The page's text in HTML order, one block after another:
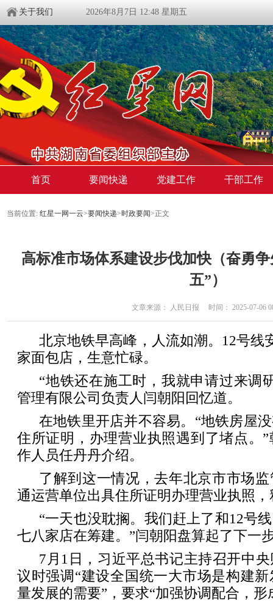
关于我们 2026年8月7日 12:48 星期五
首页 要闻快递 党建工作 干部工作
当前位置: 红星一网一云>要闻快递>时政要闻>正文
高标准市场体系建设步伐加快（奋勇
五”）
文章来源： 人民日报 时间： 2025-07-06
北京地铁早高峰，人流如潮。12号线
家面包店，生意忙碌。
“地铁还在施工时，我就申请过来调
管理有限公司负责人闫朝阳回忆道。
在地铁里开店并不容易。“地铁房屋
住所证明，办理营业执照遇到了堵点。
作人员任丹丹介绍。
了解到这一情况，去年北京市市场
通运营单位出具住所证明办理营业执照
“一天也没耽搁。我们赶上了和12号
七八家店在筹建。”闫朝阳盘算起了下一
7月1日，习近平总书记主持召开中
议时强调“建设全国统一大市场是构建
量发展的需要”，要求“加强协调配合，形